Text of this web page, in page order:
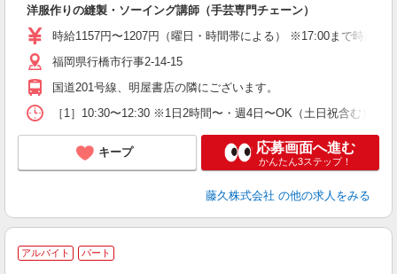
洋服作りの縫製・ソーイング講師（手芸専門チェーン）
時給1157円〜1207円（曜日・時間帯による） ※17:00まで時給
福岡県行橋市行事2-14-15
国道201号線、明屋書店の隣にございます。
［1］10:30〜12:30 ※1日2時間〜・週4日〜OK（土日祝含む）
キープ 応募画面へ進む
かんたん3ステップ！
藤久株式会社 の他の求人をみる
アルバイト パート